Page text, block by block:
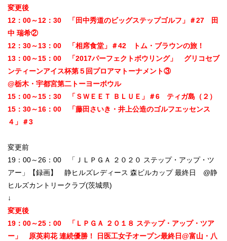
変更後
12：00～12：30 「田中秀道のビッグステップゴルフ」＃27 田
中 瑞希②
12：30～13：00 「相席食堂」＃42 トム・ブラウンの旅！
13：00～15：00 「2017パーフェクトボウリング」 グリコセブ
ンティーンアイス杯第５回プロアマトーナメント③
@栃木・宇都宮第二トーヨーボウル
15：00～15：30 「ＳＷＥＥＴ ＢＬＵＥ」＃6 ティガ島（２）
15：30～16：00 「藤田さいき・井上公造のゴルフエッセンス
４」＃3
変更前
19：00～26：00 「ＪＬＰＧＡ ２０２０ ステップ・アップ・ツ
アー」【録画】 静ヒルズレディース 森ビルカップ 最終日 @静
ヒルズカントリークラブ(茨城県)
↓
変更後
19：00～25：00 「ＬＰＧＡ ２０１８ ステップ・アップ・ツア
ー」 原英莉花 連続優勝！ 日医工女子オープン最終日@富山・八